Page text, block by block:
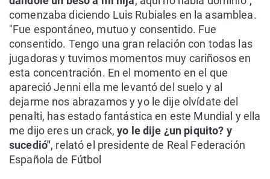
comenzaba diciendo Luis Rubiales en la asamblea.
"Fue espontáneo, mutuo y consentido. Fue
consentido. Tengo una gran relación con todas las
jugadoras y tuvimos momentos muy cariñosos en
esta concentración. En el momento en el que
apareció Jenni ella me levantó del suelo y al
dejarme nos abrazamos y yo le dije olvídate del
penalti, has estado fantástica en este Mundial y ella
me dijo eres un crack, yo le dije ¿un piquito? y
sucedió", relató el presidente de Real Federación
Española de Fútbol